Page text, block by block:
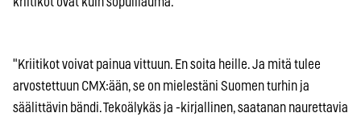
"Kriitikot voivat painua vittuun. En soita heille. Ja mitä tulee
arvostettuun CMX:ään, se on mielestäni Suomen turhin ja
säälittävin bändi. Tekoälykäs ja -kirjallinen, saatanan naurettavia